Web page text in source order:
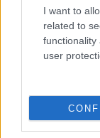
I want to
related to
functionality
user
Boom del
Andrea Conforti · 6